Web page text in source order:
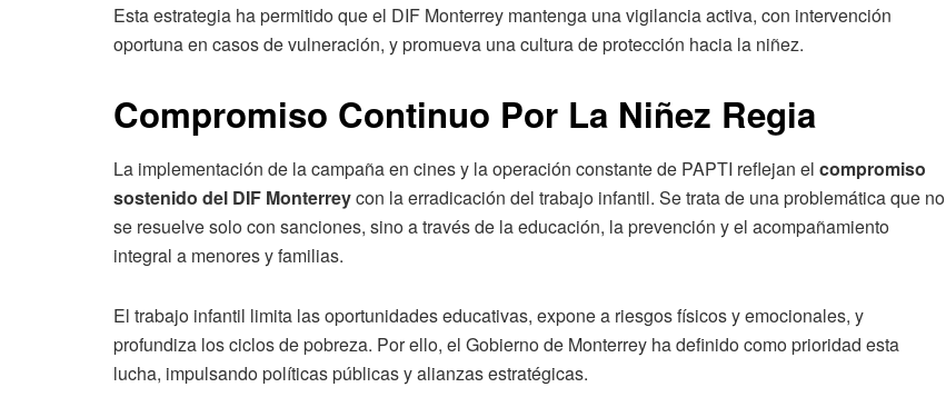
Esta estrategia ha permitido que el DIF Monterrey mantenga una vigilancia activa, con intervención
oportuna en casos de vulneración, y promueva una cultura de protección hacia la niñez.
Compromiso Continuo Por La Niñez Regia
La implementación de la campaña en cines y la operación constante de PAPTI reflejan el compromiso
sostenido del DIF Monterreycon la erradicación del trabajo infantil. Se trata de una problemática que no
se resuelve solo con sanciones, sino a través de la educación, la prevención y el acompañamiento
integral a menores y familias.
El trabajo infantil limita las oportunidades educativas, expone a riesgos físicos y emocionales, y
profundiza los ciclos de pobreza. Por ello, el Gobierno de Monterrey ha definido como prioridad esta
lucha, impulsando políticas públicas y alianzas estratégicas.